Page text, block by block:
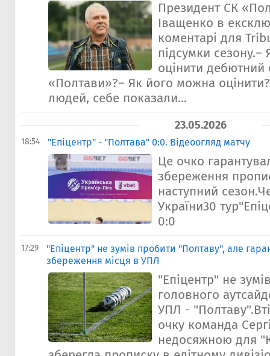
Президент СК
Іващенко в
коментарі для
підсумки
оцінити дебютний
«Полтави»?– Як його можна
людей, себе показали...
23.05.2026
18:54 "Епіцентр" - "Полтава" 0:0. Відеоогляд матчу
Це очко
збереження
наступний
України30
0:0
17:29
"Епіцентр" не зумів пробити "Полтаву", але
збереження місця в УПЛ
"Епіцентр" не
головного
УПЛ -
очку команда
недосяжною для